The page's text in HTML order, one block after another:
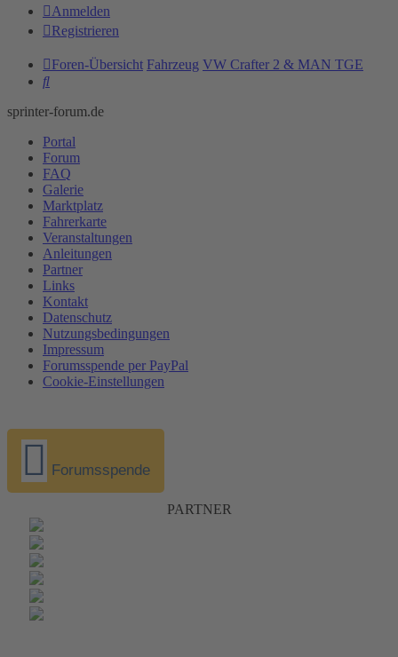
Anmelden
Registrieren
Foren-Übersicht Fahrzeug VW Crafter 2 & MAN TGE
Suche
sprinter-forum.de
Portal
Forum
FAQ
Galerie
Marktplatz
Fahrerkarte
Veranstaltungen
Anleitungen
Partner
Links
Kontakt
Datenschutz
Nutzungsbedingungen
Impressum
Forumsspende per PayPal
Cookie-Einstellungen
Forumsspende
PARTNER